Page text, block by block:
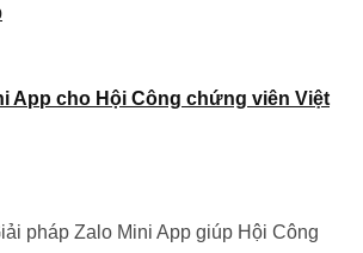
App cho Hội Công chứng viên Việt
pháp Zalo Mini App giúp Hội Công